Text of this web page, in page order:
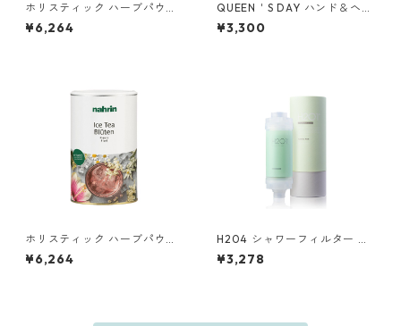
ホリスティック ハーブパウダ
ー クレンズ
¥6,264
QUEEN＇S DAY ハンド＆ヘア
トリートメント ニューラブ イ
ン タンジール
¥3,300
ホリスティック ハーブパウダ
ー ビューティー
¥6,264
H204 シャワーフィルター ジ
ャスミンミント
¥3,278